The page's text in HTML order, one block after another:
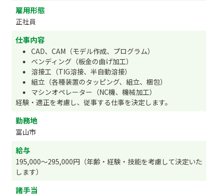
雇用形態
正社員
仕事内容
CAD、CAM（モデル作成、プログラム）
ベンディング（板金の曲げ加工）
溶接工（TIG溶接、半自動溶接）
組立（各種装置のタッピング、組立、梱包）
マシンオペレーター（NC機、機械加工）
経験・適正を考慮し、従事する仕事を決定します。
勤務地
富山市
給与
195,000～295,000円（年齢・経験・技能を考慮して決定いた
します）
諸手当